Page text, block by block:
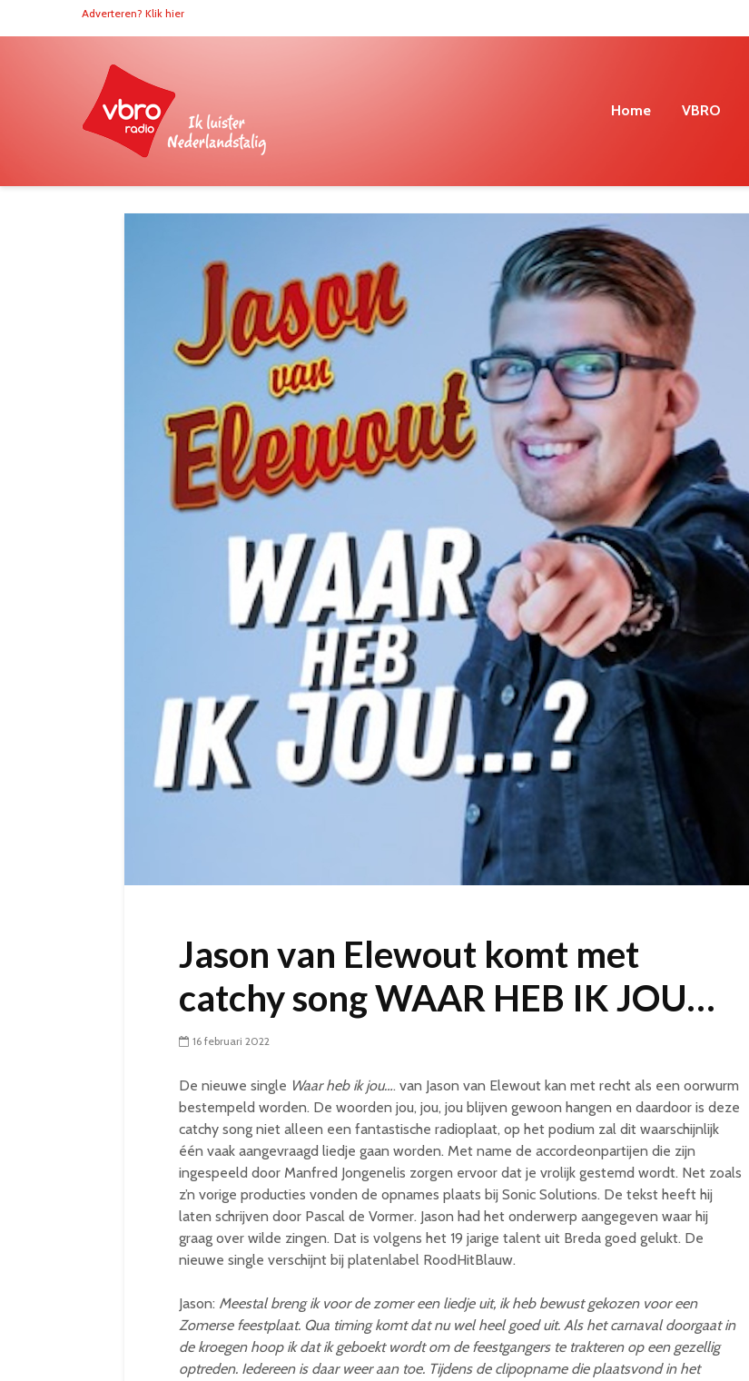
Adverteren? Klik hier
Home VBRO
Jason van Elewout komt met
catchy song WAAR HEB IK JOU…
16 februari 2022
De nieuwe single Waar heb ik jou…. van Jason van Elewout kan met recht als een oorwurm
bestempeld worden. De woorden jou, jou, jou blijven gewoon hangen en daardoor is deze
catchy song niet alleen een fantastische radioplaat, op het podium zal dit waarschijnlijk
één vaak aangevraagd liedje gaan worden. Met name de accordeonpartijen die zijn
ingespeeld door Manfred Jongenelis zorgen ervoor dat je vrolijk gestemd wordt. Net zoals
z’n vorige producties vonden de opnames plaats bij Sonic Solutions. De tekst heeft hij
laten schrijven door Pascal de Vormer. Jason had het onderwerp aangegeven waar hij
graag over wilde zingen. Dat is volgens het 19 jarige talent uit Breda goed gelukt. De
nieuwe single verschijnt bij platenlabel RoodHitBlauw.
Jason: Meestal breng ik voor de zomer een liedje uit, ik heb bewust gekozen voor een
Zomerse feestplaat. Qua timing komt dat nu wel heel goed uit. Als het carnaval doorgaat in
de kroegen hoop ik dat ik geboekt wordt om de feestgangers te trakteren op een gezellig
optreden. Iedereen is daar weer aan toe. Tijdens de clipopname die plaatsvond in het